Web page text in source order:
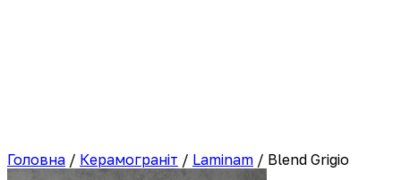
Головна / Керамограніт / Laminam / Blend Grigio